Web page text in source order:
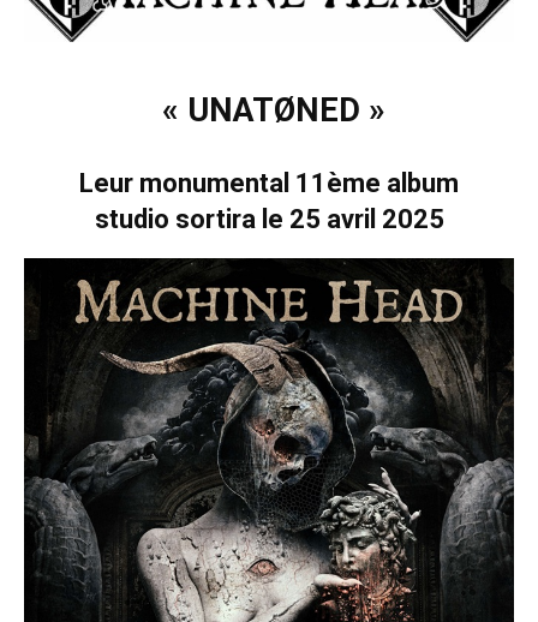
« UNATØNED »
Leur monumental 11ème album
studio sortira le 25 avril 2025